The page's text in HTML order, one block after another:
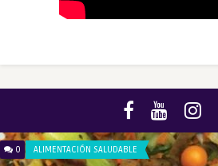
0 ALIMENTACIÓN SALUDABLE